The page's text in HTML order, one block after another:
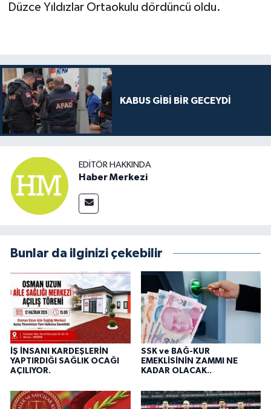
Düzce Yıldızlar Ortaokulu dördüncü oldu.
KABUS GİBİ BİR GECEYDİ
EDITÖR HAKKINDA
Haber Merkezi
Bunlar da ilginizi çekebilir
İŞ İNSANI KARDEŞLERİN
YAPTIRDIĞI SAĞLIK OCAĞI
AÇILIYOR.
SSK ve BAĞ-KUR
EMEKLİSİNİN ZAMMI NE
KADAR OLACAK..